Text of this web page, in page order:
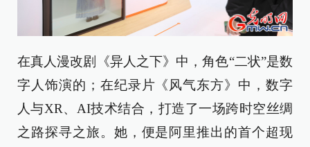
在真人漫改剧《异人之下》中，角色“二状”是数
字人饰演的；在纪录片《风气东方》中，数字
人与XR、AI技术结合，打造了一场跨时空丝绸
之路探寻之旅。她，便是阿里推出的首个超现